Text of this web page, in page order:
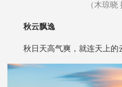
（木琼晓
秋云飘逸
秋日天高气爽，就连天上的